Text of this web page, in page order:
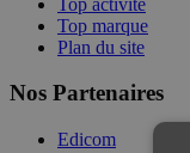
Top marque
Plan du site
Nos Partenaires
Edicom